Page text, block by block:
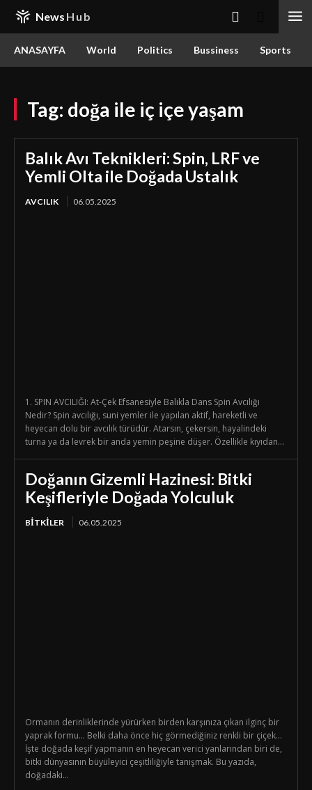
News Hub
ANASAYFA World Politics Bussiness Sports
Tag: doğa ile iç içe yaşam
Balık Avı Teknikleri: Spin, LRF ve
Yemli Olta ile Doğada Ustalık
AVCILIK 06.05.2025
1. SPIN AVCILIĞI: At-Çek Efsanesiyle Balıkla Dans Spin Avcılığı
Nedir? Spin avcılığı, suni yemler ile yapılan aktif, hareketli ve
heyecan dolu bir avcılık türüdür. Atarsın, çekersin, hayalindeki
turna ya da levrek bir anda yemin peşine düşer. Özellikle kıyıdan...
Doğanın Gizemli Hazinesi: Bitki
Keşifleriyle Doğada Yolculuk
BİTKİLER 06.05.2025
Ormanın derinliklerinde yürürken birden karşınıza çıkan ilginç bir
yaprak formu… Belki daha önce hiç görmediğiniz renkli bir çiçek…
İşte doğada keşif yapmanın en heyecan verici yanlarından biri de,
bitki dünyasının büyüleyici çeşitliliğiyle tanışmak. Bu yazıda,
doğadaki...